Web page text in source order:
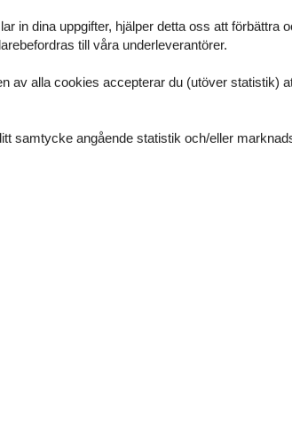
an Bettwäsche und Handtüchern
können in den optionalen
Wir hatten einen
unkompliziert und sehr
in dina uppgifter, hjälper detta oss att förbättra
till våra underleverantörer.
av alla cookies accepterar du (utöver statistik)
samtycke angående statistik och/eller